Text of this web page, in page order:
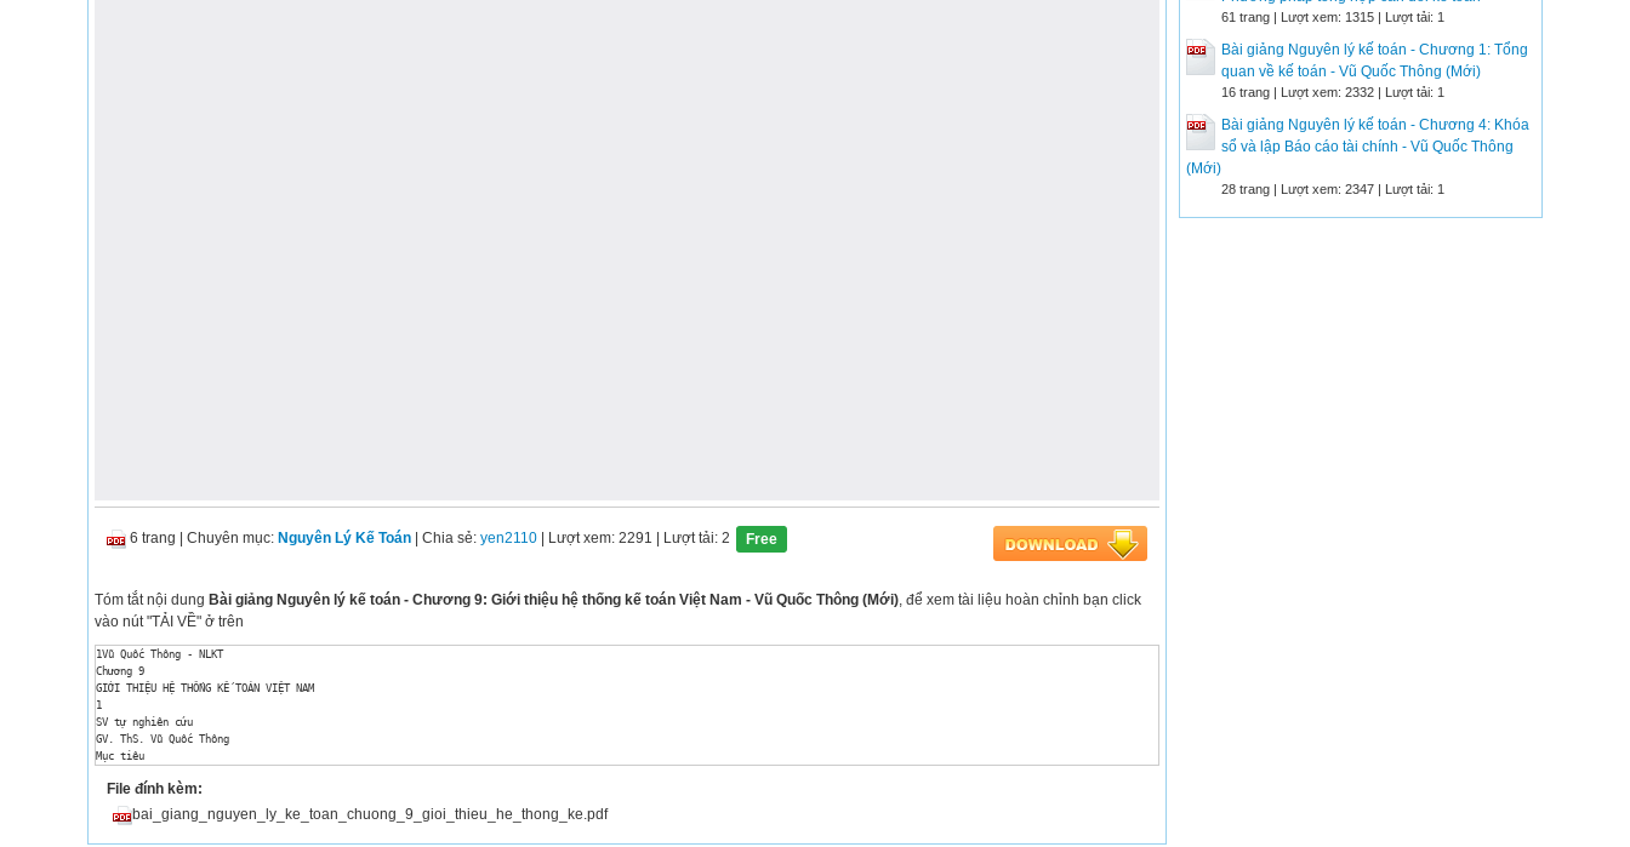
6 trang Chuyên mục: Nguyên Lý Kế Toán | Chia sẻ: yen2110 | Lượt xem: 2291 | Lượt tải: 2 Free
Tóm tắt nội dung Bài giảng Nguyên lý kế toán - Chương 9: Giới thiệu hệ thống kế toán Việt Nam - Vũ Quốc Thông (Mới), để xem tài liệu hoàn chỉnh bạn click
vào nút "TẢI VỀ" ở trên
1Vũ Quốc Thông - NLKT
Chương 9
GIỚI THIỆU HỆ THỐNG KẾ TOÁN VIỆT NAM
1
SV tự nghiên cứu
GV. ThS. Vũ Quốc Thông
Mục tiêu
 Giải thích vai trò của các tổ chức lập quy và tổ chức
nghề nghiệp về kế toán tại Việt Nam;
 Giải thích các nội dung cơ bản của Luật Kế toán và
File đính kèm:
bai_giang_nguyen_ly_ke_toan_chuong_9_gioi_thieu_he_thong_ke.pdf
61 trang | Lượt xem: 1315 | Lượt tải: 1
Bài giảng Nguyên lý kế toán - Chương 1: Tổng
quan về kế toán - Vũ Quốc Thông (Mới)
16 trang | Lượt xem: 2332 | Lượt tải: 1
Bài giảng Nguyên lý kế toán - Chương 4: Khóa
sổ và lập Báo cáo tài chính - Vũ Quốc Thông
(Mới)
28 trang | Lượt xem: 2347 | Lượt tải: 1